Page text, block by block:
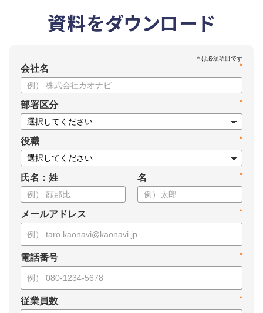
資料をダウンロード
*
会社名
*
部署区分
*
役職
氏名：姓 *
名
*
メールアドレス
*
電話番号
*
従業員数